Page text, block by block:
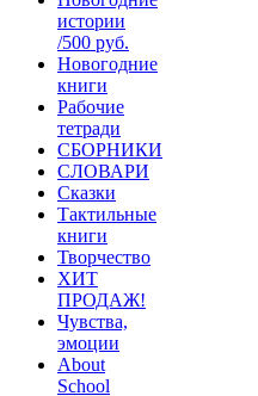
истории
/500 руб.
Новогодние
книги
Рабочие
тетради
СБОРНИКИ
СЛОВАРИ
Сказки
Тактильные
книги
Творчество
ХИТ
ПРОДАЖ!
Чувства,
эмоции
About
School